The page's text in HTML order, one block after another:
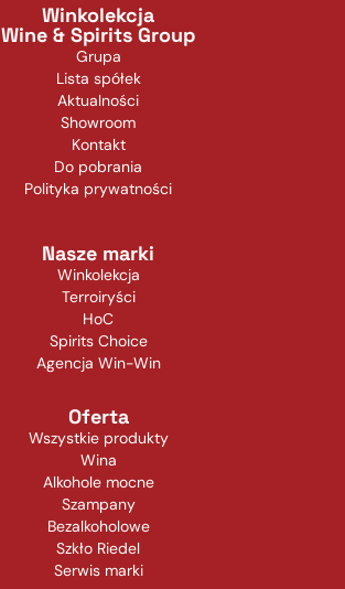
Winkolekcja
Wine & Spirits Group
Grupa
Lista spółek
Aktualności
Showroom
Kontakt
Do pobrania
Polityka prywatności
Nasze marki
Winkolekcja
Terroiryści
HoC
Spirits Choice
Agencja Win-Win
Oferta
Wszystkie produkty
Wina
Alkohole mocne
Szampany
Bezalkoholowe
Szkło Riedel
Serwis marki